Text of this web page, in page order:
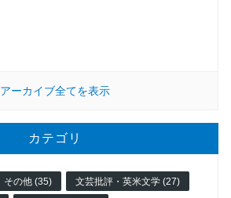
アーカイブ全てを表示
カテゴリ
その他 (35) 文芸批評・英米文学 (27)